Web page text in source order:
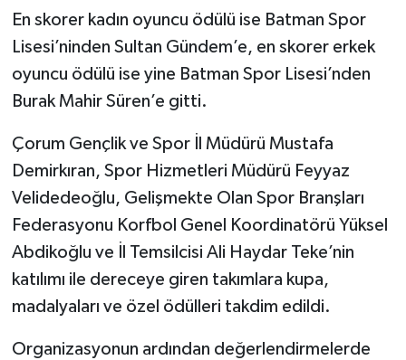
En skorer kadın oyuncu ödülü ise Batman Spor
Lisesi’ninden Sultan Gündem’e, en skorer erkek
oyuncu ödülü ise yine Batman Spor Lisesi’nden
Burak Mahir Süren’e gitti.
Çorum Gençlik ve Spor İl Müdürü Mustafa
Demirkıran, Spor Hizmetleri Müdürü Feyyaz
Velidedeoğlu, Gelişmekte Olan Spor Branşları
Federasyonu Korfbol Genel Koordinatörü Yüksel
Abdikoğlu ve İl Temsilcisi Ali Haydar Teke’nin
katılımı ile dereceye giren takımlara kupa,
madalyaları ve özel ödülleri takdim edildi.
Organizasyonun ardından değerlendirmelerde